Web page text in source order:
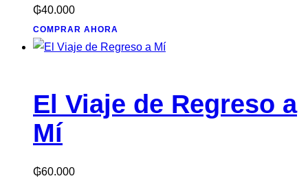
₲40.000
COMPRAR AHORA
El Viaje de Regreso a
Mí
₲60.000